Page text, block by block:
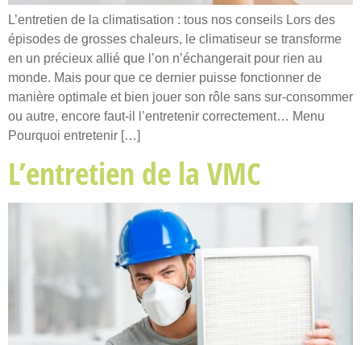
L’entretien de la climatisation : tous nos conseils Lors des
épisodes de grosses chaleurs, le climatiseur se transforme
en un précieux allié que l’on n’échangerait pour rien au
monde. Mais pour que ce dernier puisse fonctionner de
manière optimale et bien jouer son rôle sans sur-consommer
ou autre, encore faut-il l’entretenir correctement… Menu
Pourquoi entretenir […]
L’entretien de la VMC